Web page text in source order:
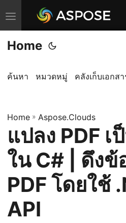
T
o
g
l
a
v
i
g
t
i
o
Home
ค้นหา หมวดหมู่ คลังเก็บเอกส
Home » Aspose.Clouds
แปลง PDF
ใน C# | ดึงข้
PDF โดยใช้
API